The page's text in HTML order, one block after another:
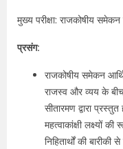
मुख्य परीक्षा: राजकोषीय
प्रसंग:
राजकोषीय समेकन
राजस्व और व्यय के बीच
सीतारमण द्वारा
महत्वाकांक्षी लक्ष्यों
निहितार्थों की